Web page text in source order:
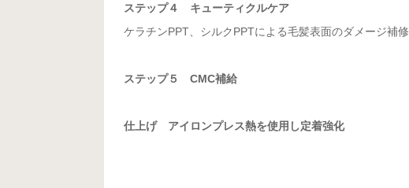
ステップ４ キューティクルケア
ケラチンPPT、シルクPPTによる毛髪表面のダメージ補修
ステップ５ CMC補給
仕上げ アイロンプレス熱を使用し定着強化